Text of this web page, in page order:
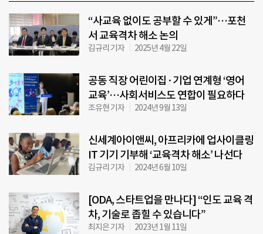
“사교육 없이도 공부할 수 있게”…포천
서 교육격차 해소 논의
김규리 기자 2025년 4월 22일
공동 직장 어린이집·기업 연계형 ‘영어
교육’…사회서비스도 연합이 필요하다
조유현 기자 2024년 9월 13일
신세계아이앤씨, 아프리카에 업사이클링
IT 기기 기부해 ‘교육격차 해소’ 나선다
김규리 기자 2024년 6월 10일
[ODA, 스타트업을 만나다] “인도 교육 격
차, 기술로 좁힐 수 있습니다”
최지은 기자 2023년 1월 11일